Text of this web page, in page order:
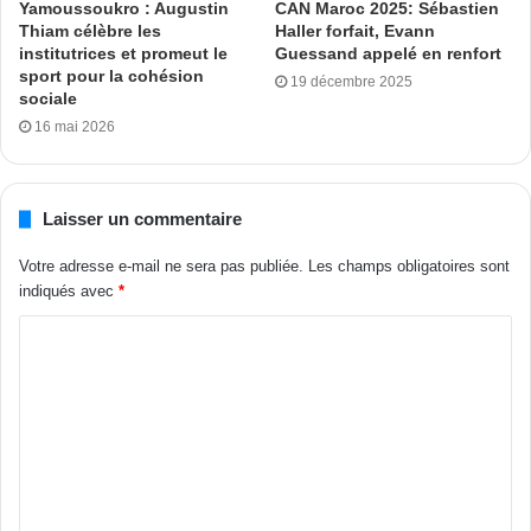
Yamoussoukro : Augustin
Thiam célèbre les
institutrices et promeut le
sport pour la cohésion
sociale
16 mai 2026
CAN Maroc 2025: Sébastien
Haller forfait, Evann
Guessand appelé en renfort
19 décembre 2025
Laisser un commentaire
Votre adresse e-mail ne sera pas publiée. Les champs obligatoires sont
indiqués avec *